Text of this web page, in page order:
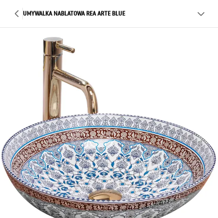
UMYWALKA NABLATOWA REA ARTE BLUE